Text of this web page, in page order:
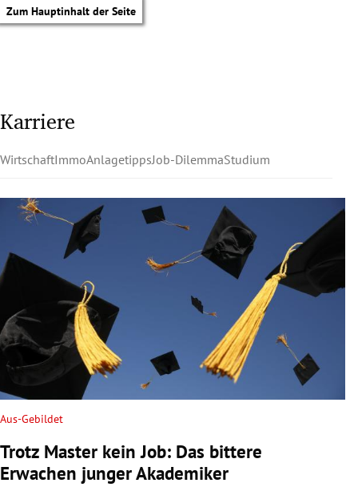
Zum Hauptinhalt der Seite
Untermenü
Untermenü
Untermenü
Untermenü
Karriere
WirtschaftImmoAnlagetippsJob-DilemmaStudium
Aus-Gebildet
Trotz Master kein Job: Das bittere
Erwachen junger Akademiker